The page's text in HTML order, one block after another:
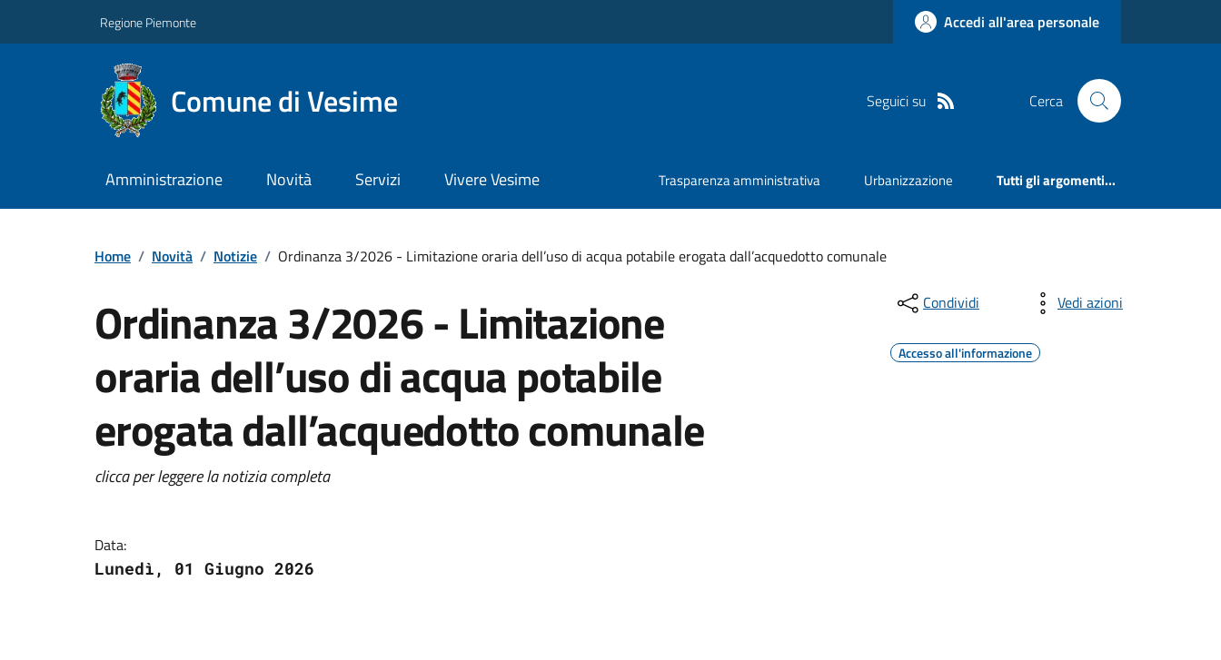
Regione Piemonte Accedi all'area personale
Comune di Vesime Seguici su Cerca
Amministrazione Novità Servizi Vivere Vesime Trasparenza amministrativa Urbanizzazione Tutti gli argomenti...
Home / Novità / Notizie / Ordinanza 3/2026 - Limitazione oraria dell’uso di acqua potabile erogata dall’acquedotto comunale
Ordinanza 3/2026 - Limitazione
oraria dell’uso di acqua potabile
erogata dall’acquedotto comunale
clicca per leggere la notizia completa
Data:
Lunedì, 01 Giugno 2026
Condividi Vedi azioni
Accesso all'informazione